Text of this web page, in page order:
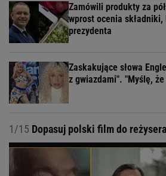
Zamówili produkty za
wprost ocenia
prezydenta
Zaskakujące słowa
z gwiazdami". "Myślę,
1/15 Dopasuj polski film do